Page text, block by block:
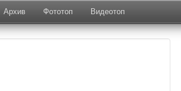
Архив Фототоп Видеотоп